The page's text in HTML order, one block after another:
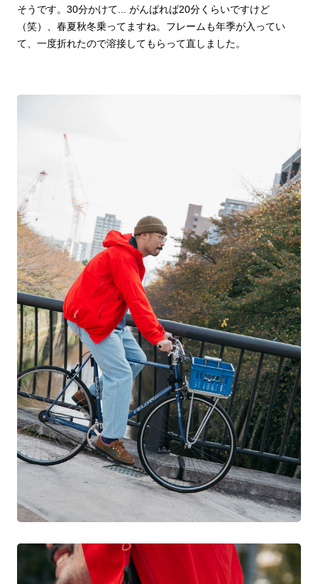
そうです。30分かけて... がんばれば20分くらいですけど
（笑）、春夏秋冬乗ってますね。フレームも年季が入ってい
て、一度折れたので溶接してもらって直しました。